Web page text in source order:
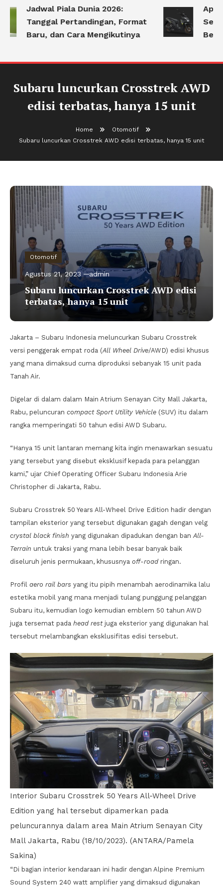
Jadwal Piala Dunia 2026:
Tanggal Pertandingan, Format
Baru, dan Cara Mengikutinya
Apa
Subaru luncurkan Crosstrek AWD
edisi terbatas, hanya 15 unit
Home
Otomotif
Subaru luncurkan Crosstrek AWD edisi terbatas, hanya 15 unit
Otomotif
Agustus 21, 2023 admin
Subaru luncurkan Crosstrek AWD edisi
terbatas, hanya 15 unit
Jakarta – Subaru Indonesia meluncurkan Subaru Crosstrek
versi penggerak empat roda (All Wheel Drive/AWD) edisi khusus
yang mana dimaksud cuma diproduksi sebanyak 15 unit pada
Tanah Air.
Digelar di dalam dalam Main Atrium Senayan City Mall Jakarta,
Rabu, peluncuran compact Sport Utility Vehicle (SUV) itu dalam
rangka memperingati 50 tahun edisi AWD Subaru.
“Hanya 15 unit lantaran memang kita ingin menawarkan sesuatu
yang tersebut yang disebut eksklusif kepada para pelanggan
kami,” ujar Chief Operating Officer Subaru Indonesia Arie
Christopher di Jakarta, Rabu.
Subaru Crosstrek 50 Years All-Wheel Drive Edition hadir dengan
tampilan eksterior yang tersebut digunakan gagah dengan velg
crystal black finish yang digunakan dipadukan dengan ban All-
Terrain untuk traksi yang mana lebih besar banyak baik
diseluruh jenis permukaan, khususnya off-road ringan.
Profil aero rail bars yang itu pipih menambah aerodinamika lalu
estetika mobil yang mana menjadi tulang punggung pelanggan
Subaru itu, kemudian logo kemudian emblem 50 tahun AWD
juga tersemat pada head restjuga eksterior yang digunakan hal
tersebut melambangkan eksklusifitas edisi tersebut.
Interior Subaru Crosstrek 50 Years All-Wheel Drive
Edition yang hal tersebut dipamerkan pada
peluncurannya dalam area Main Atrium Senayan City
Mall Jakarta, Rabu (18/10/2023). (ANTARA/Pamela
Sakina)
“Di bagian interior kendaraan ini hadir dengan Alpine Premium
Sound System 240 watt amplifier yang dimaksud digunakan